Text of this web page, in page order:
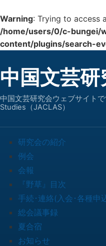
Warning: Trying to access
/home/users/0/c-bungei/
content/plugins/search-
中国文芸研
中国文芸研究会ウェブサイト
Studies（JACLAS）
研究会の紹介
例会
会報
『野草』目次
手続･連絡(入会･各種申
総会議事録
夏合宿
お知らせ